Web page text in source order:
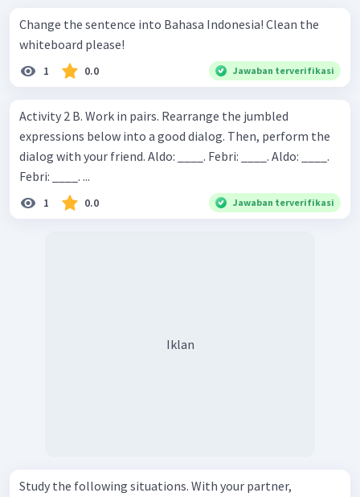
Change the sentence into Bahasa Indonesia! Clean the
whiteboard please!
1 0.0 Jawaban terverifikasi
Activity 2 B. Work in pairs. Rearrange the jumbled
expressions below into a good dialog. Then, perform the
dialog with your friend. Aldo: ____. Febri: ____. Aldo: ____.
Febri: ____. ...
1 0.0 Jawaban terverifikasi
Iklan
Study the following situations. With your partner,